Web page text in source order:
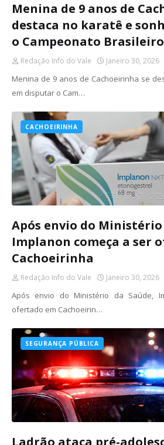
Menina de 9 anos de
destaca no karatê e
o Campeonato Brasileiro
Redação Info do Vale Janeiro 30, 2026
Menina de 9 anos de Cachoeirinha se
em disputar o Cam…
CACHOEIRINHA
Após envio do Ministério
Implanon começa a ser
Cachoeirinha
Redação Info do Vale Janeiro 30, 2026
Após envio do Ministério da Saúde,
ofertado em Cachoeirin…
SEGURANÇA PÚBLICA
Ladrão ataca pré-